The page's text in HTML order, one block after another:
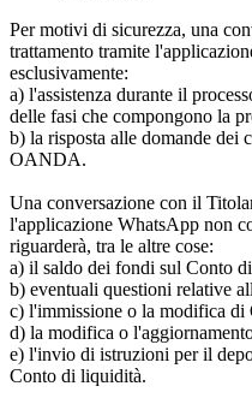
Per motivi di sicurezza, una
trattamento tramite
esclusivamente:
a) l'assistenza durante il
delle fasi che compongono la
b) la risposta alle domande dei
OANDA.
Una conversazione con il
l'applicazione WhatsApp non
riguarderà, tra le altre cose:
a) il saldo dei fondi sul Conto
b) eventuali questioni relative
c) l'immissione o la modifica di
d) la modifica o
e) l'invio di istruzioni per il
Conto di liquidità.